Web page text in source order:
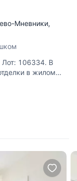
Мневники,
Лот: 106334. В
в жилом
Маршала Жукова,
расположен на